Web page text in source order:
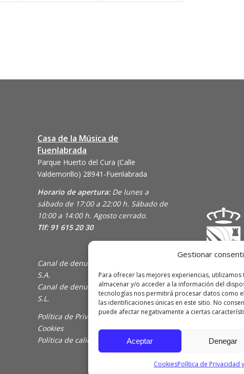
Gestionar
Para ofrecer las mejores experiencias,
almacenar y/o acceder a la información del
tecnologías nos permitirá procesar datos como
las identificaciones únicas en este sitio. No
puede afectar negativamente a ciertas
Aceptar Denegar
CookiesPolítica de Privacidad
Casa de la Música de
Fuenlabrada
Parque Huerto del Cura (Calle
Valdemorillo) 28941-Fuenlabrada
Horario de apertura: De lunes a
sábado de 17:00 a 22:00 h. Sábado de
10:00 a 14:00 h. Agosto cerrado.
Tlf: 91 615 20 30
Canal de denuncias de Animajoven
S.A.
Canal de denuncias de En Clave Joven
S.L.
Política de Privacidad y Uso de
Cookies
Política de calidad